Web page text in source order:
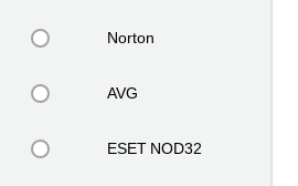
Norton
AVG
ESET NOD32